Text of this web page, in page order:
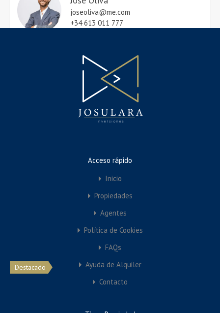
joseoliva@me.com
+34 613 011 777
Edificio de Departamentos
Featured Properties
Destacado
Acceso rápido
Inicio
Propiedades
Agentes
Política de Cookies
FAQs
Ayuda de Alquiler
Contacto